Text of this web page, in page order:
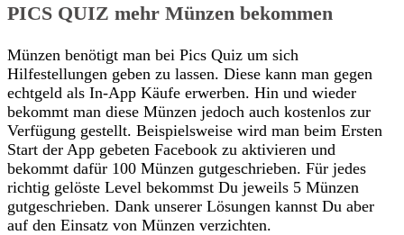
PICS QUIZ mehr Münzen bekommen
Münzen benötigt man bei Pics Quiz um sich
Hilfestellungen geben zu lassen. Diese kann man gegen
echtgeld als In-App Käufe erwerben. Hin und wieder
bekommt man diese Münzen jedoch auch kostenlos zur
Verfügung gestellt. Beispielsweise wird man beim Ersten
Start der App gebeten Facebook zu aktivieren und
bekommt dafür 100 Münzen gutgeschrieben. Für jedes
richtig gelöste Level bekommst Du jeweils 5 Münzen
gutgeschrieben. Dank unserer Lösungen kannst Du aber
auf den Einsatz von Münzen verzichten.